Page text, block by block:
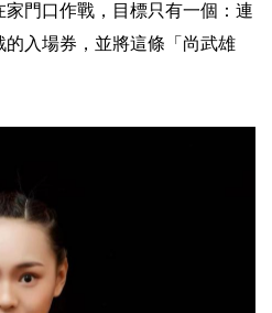
門口作戰，目標只有一個：連
入場券，並將這條「尚武雄